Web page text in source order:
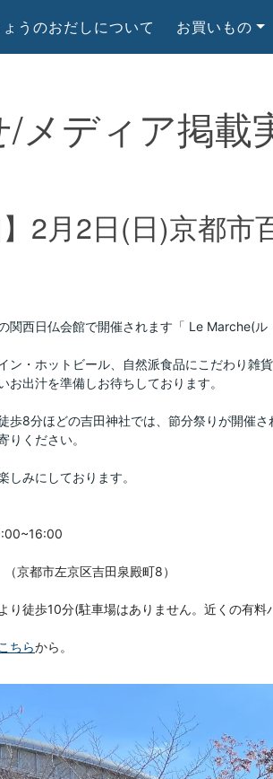
ょうのおだしについて お買いもの
メディア掲載
】2月2日(日)京都
関西日仏会館で開催されます「 Le Marche(ル
ン・ホットビール、自然派食品にこだわり雑貨
お出汁を準備しお待ちしております。
歩8分ほどの吉田神社では、 節分祭りが開催さ
りください。
しみにしております。
京都市左京区吉田泉殿町8）
り徒歩10分(駐車場はありません。近くの有
こちら